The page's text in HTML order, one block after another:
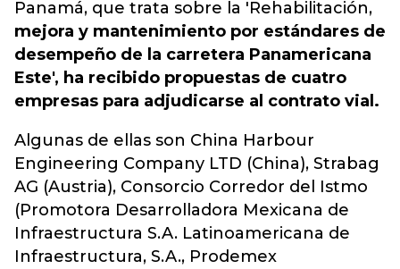
Panamá, que trata sobre la 'Rehabilitación,
mejora y mantenimiento por estándares de
desempeño de la carretera Panamericana
Este', ha recibido propuestas de cuatro
empresas para adjudicarse al contrato vial.
Algunas de ellas son China Harbour
Engineering Company LTD (China), Strabag
AG (Austria), Consorcio Corredor del Istmo
(Promotora Desarrolladora Mexicana de
Infraestructura S.A. Latinoamericana de
Infraestructura, S.A., Prodemex